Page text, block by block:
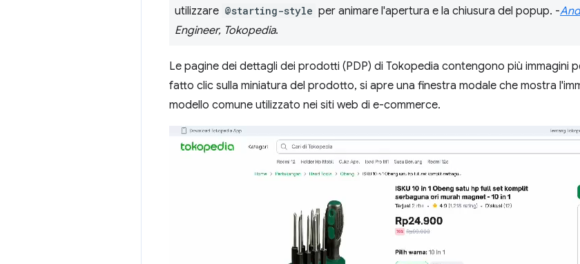
utilizzare @starting-style per animare l'apertura e la chiusura del popup. -
Engineer, Tokopedia.
Le pagine dei dettagli dei prodotti (PDP) di Tokopedia contengono più immagini
fatto clic sulla miniatura del prodotto, si apre una finestra modale che mostra
modello comune utilizzato nei siti web di e-commerce.